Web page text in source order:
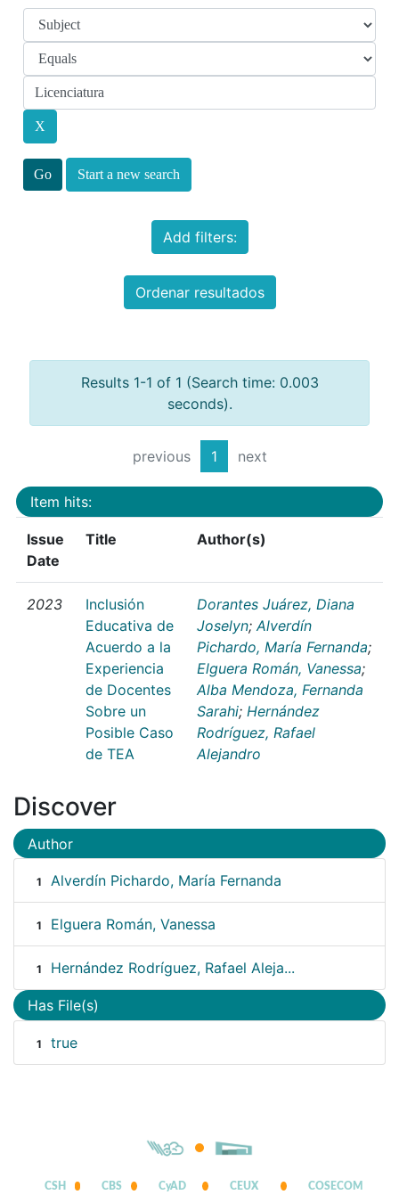
Start a new search
Add filters:
Ordenar resultados
Results 1-1 of 1 (Search time: 0.003
seconds).
previous 1 next
Item hits:
Issue
Date
Title Author(s)
2023
Inclusión
Educativa de
Acuerdo a la
Experiencia
de Docentes
Sobre un
Posible Caso
de TEA
Dorantes Juárez, Diana
Joselyn; Alverdín
Pichardo, María Fernanda;
Elguera Román, Vanessa;
Alba Mendoza, Fernanda
Sarahi; Hernández
Rodríguez, Rafael
Alejandro
Discover
Author
1 Alverdín Pichardo, María Fernanda
1 Elguera Román, Vanessa
1 Hernández Rodríguez, Rafael Aleja...
Has File(s)
1 true
CSH CBS CyAD CEUX COSECOM